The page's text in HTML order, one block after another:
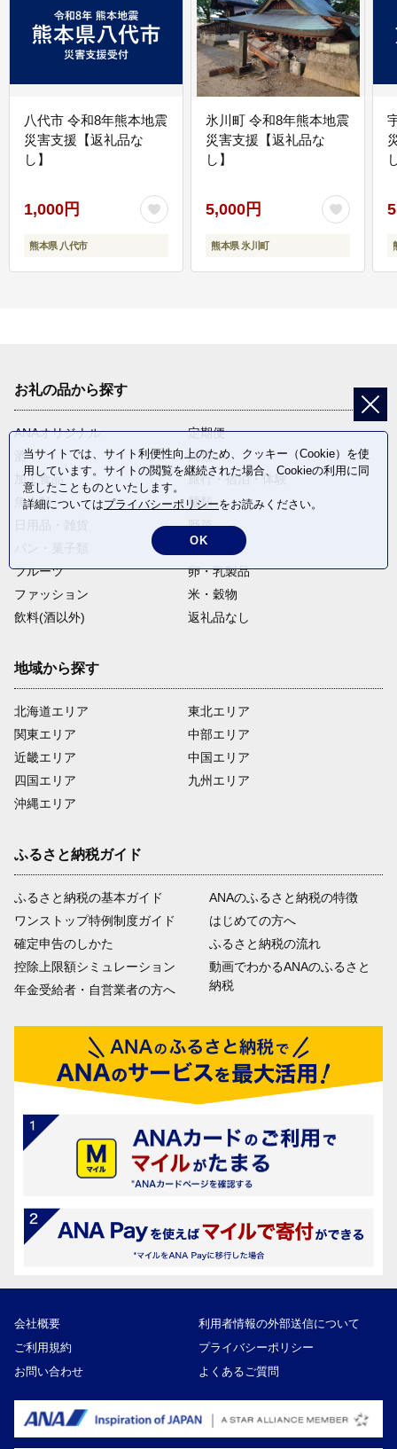
八代市 令和8年熊本地震
災害支援【返礼品な
し】
1,000円
熊本県 八代市
氷川町 令和8年熊本地震
災害支援【返礼品な
し】
5,000円
熊本県 氷川町
お礼の品から探す
ANAオリジナル
定期便
酒
肉類
加工食品
旅行・宿泊・体験
魚介類
麺類
野菜
電化製品
フルーツ
卵・乳製品
ファッション
米・穀物
飲料(酒以外)
返礼品なし
地域から探す
北海道エリア
関東エリア
近畿エリア
四国エリア
沖縄エリア
東北エリア
中部エリア
中国エリア
九州エリア
ふるさと納税ガイド
ふるさと納税の基本ガイド
ワンストップ特例制度ガイド
確定申告のしかた
控除上限額シミュレーション
年金受給者・自営業者の方へ
ANAのふるさと納税の特徴
はじめての方へ
ふるさと納税の流れ
動画でわかるANAのふるさと
納税
会社概要
利用者情報の外部送信について
ご利用規約
プライバシーポリシー
お問い合わせ
よくあるご質問
当サイトでは、サイト利便性向上のため、クッキー（Cookie）を使
用しています。サイトの閲覧を継続された場合、Cookieの利用に同
意したことものといたします。
詳細についてはプライバシーポリシーをお読みください。
OK